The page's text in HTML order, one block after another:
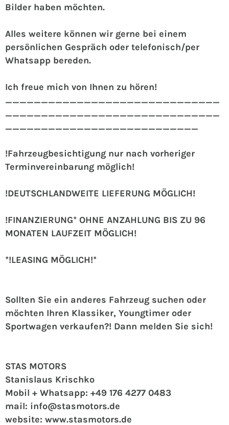
Bilder haben möchten.
Alles weitere können wir gerne bei einem
persönlichen Gespräch oder telefonisch/per
Whatsapp bereden.
Ich freue mich von Ihnen zu hören!
______________________________
______________________________
___________________________
!Fahrzeugbesichtigung nur nach vorheriger
Terminvereinbarung möglich!
!DEUTSCHLANDWEITE LIEFERUNG MÖGLICH!
!FINANZIERUNG* OHNE ANZAHLUNG BIS ZU 96
MONATEN LAUFZEIT MÖGLICH!
*!LEASING MÖGLICH!*
Sollten Sie ein anderes Fahrzeug suchen oder
möchten Ihren Klassiker, Youngtimer oder
Sportwagen verkaufen?! Dann melden Sie sich!
STAS MOTORS
Stanislaus Krischko
Mobil + Whatsapp: +49 176 4277 0483
mail: info@stasmotors.de
website: www.stasmotors.de